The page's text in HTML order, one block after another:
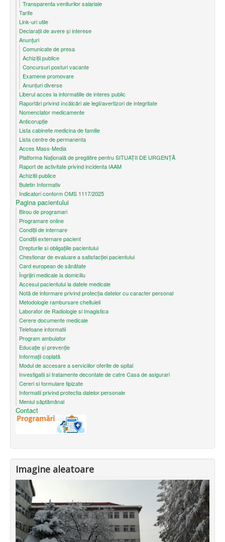
Transparenta veniturilor salariale
Tarife
Link-uri utile
Declarații de avere și interese
Anunțuri
Comunicate de presa
Achiziții publice
Concursuri posturi vacante
Examene promovare
Anunțuri diverse
Liberul acces la informatiile de interes public
Raportări privind încălcări ale legii/avertizori de integritate
Nomenclator medicamente
Anticorupție
Lista cabinete medicina de familie
Lista centre de permanenta
Acces Mass-Media
Platforma Națională de pregătire pentru SITUAȚII DE URGENȚĂ
Raport de activitate privind incidenta IAAM
Achizitii publice
Buletin Informativ
Indicatori conform OMS 1117/2025
Pagina pacientului
Birou de programari
Programare online
Condiţii de internare
Condiții externare pacient
Drepturile si obligațiile pacientului
Chestionar de evaluare a satisfacției pacientului
Card european de sănătate
Îngrijiri medicale la domiciliu
Accesul pacientului la datele medicale
Notă de informare privind protecţia datelor cu caracter personal
Metodologie rambursare cheltuieli
Laborator de Radiologie si Imagistica
Cerere documente medicale
Telefoane informatii
Program ambulator
Educație și prevenție
Informații coplată
Modul de accesare a serviciilor oferite de spital
Investigatii si tratamente decontate de catre Casa de asigurari
Cereri si formulare tipizate
Informatii privind protectia datelor personale
Meniul săptămânal
Contact
Imagine aleatoare